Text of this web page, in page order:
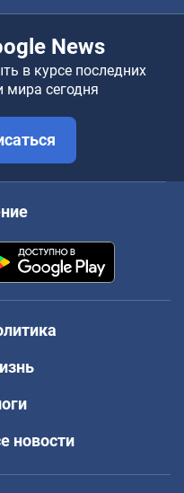
News
в курсе последних
мира сегодня
новости